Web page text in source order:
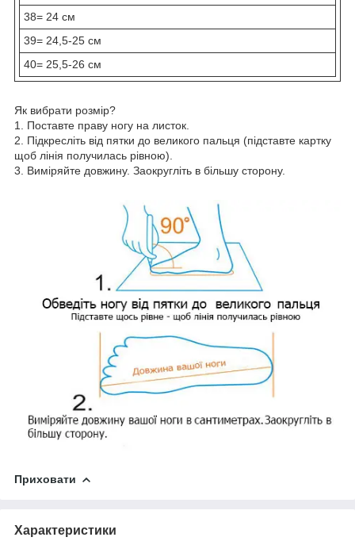
38= 24 см
39= 24,5-25 см
40= 25,5-26 см
Як вибрати розмір?
1. Поставте праву ногу на листок.
2. Підкресліть від пятки до великого пальця (підставте картку
щоб лінія получилась рівною).
3. Виміряйте довжину. Заокругліть в більшу сторону.
Приховати
Характеристики